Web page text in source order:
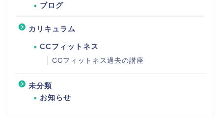
ブログ
カリキュラム
CCフィットネス
CCフィットネス過去の講座
未分類
お知らせ